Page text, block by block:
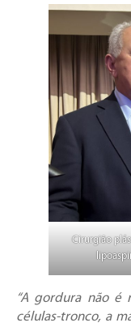
Cirurgião
“A gordura não
células-tronco, a